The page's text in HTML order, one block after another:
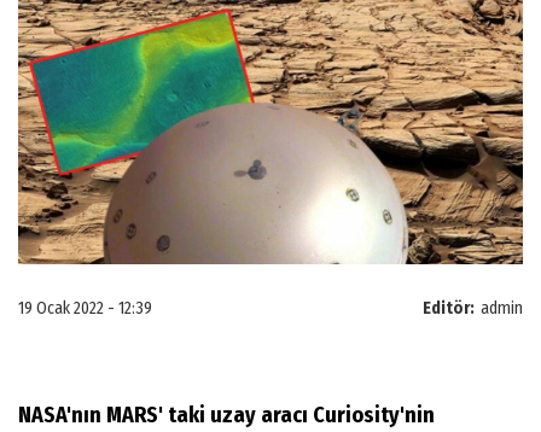
Editör: admin
19 Ocak 2022 - 12:39
NASA'nın MARS' taki uzay aracı Curiosity'nin